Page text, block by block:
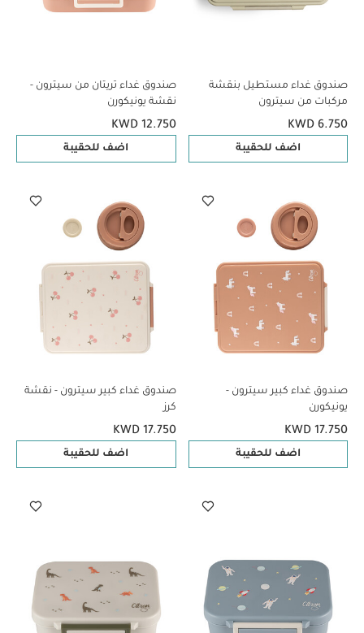
صندوق غداء مستطيل بنقشة
مركبات من سيترون
KWD 6.750
اضف للحقيبة
صندوق غداء تريتان من سيترون -
نقشة يونيكورن
KWD 12.750
اضف للحقيبة
صندوق غداء كبير سيترون -
يونيكورن
KWD 17.750
اضف للحقيبة
صندوق غداء كبير سيترون - نقشة
كرز
KWD 17.750
اضف للحقيبة